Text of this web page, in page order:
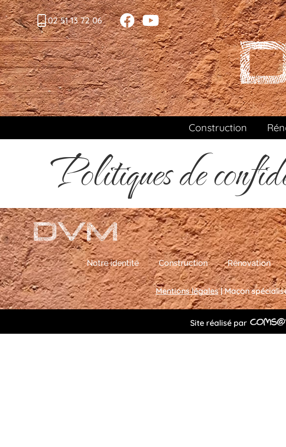
02 51 13 72 06
Construction
Politiques de
Notre identité Construction Rénovation
Mentions légales| Maçon
Site réalisé par